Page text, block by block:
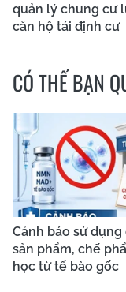
quản lý chung cư
căn hộ tái định cư
CÓ THỂ BẠN
Cảnh báo sử dụng
sản phẩm, chế
học từ tế bào gốc